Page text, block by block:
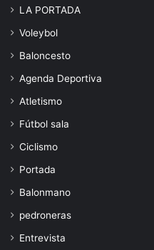
LA PORTADA
Voleybol
Baloncesto
Agenda Deportiva
Atletismo
Fútbol sala
Ciclismo
Portada
Balonmano
pedroneras
Entrevista